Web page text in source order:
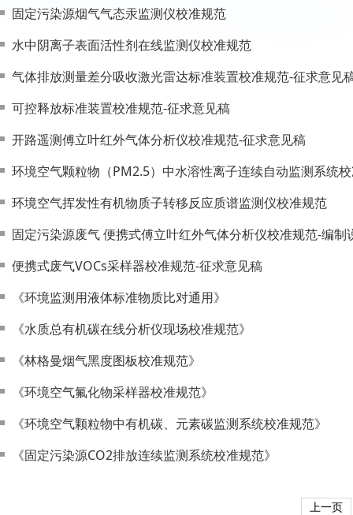
固定污染源烟气气态汞监测仪校准规范
水中阴离子表面活性剂在线监测仪校准规范
气体排放测量差分吸收激光雷达标准装置校准规范-征求意见
可控释放标准装置校准规范-征求意见稿
开路遥测傅立叶红外气体分析仪校准规范-征求意见稿
环境空气颗粒物（PM2.5）中水溶性离子连续自动监测系统
环境空气挥发性有机物质子转移反应质谱监测仪校准规范
固定污染源废气 便携式傅立叶红外气体分析仪校准规范-编制
便携式废气VOCs采样器校准规范-征求意见稿
《环境监测用液体标准物质比对通用》
《水质总有机碳在线分析仪现场校准规范》
《林格曼烟气黑度图板校准规范》
《环境空气氟化物采样器校准规范》
《环境空气颗粒物中有机碳、元素碳监测系统校准规范》
《固定污染源CO2排放连续监测系统校准规范》
上一页